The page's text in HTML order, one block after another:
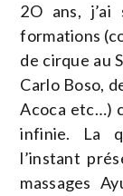
2O ans,
formations
de cirque au
Carlo Boso,
Acoca etc…)
infinie. La
l’instant
massages